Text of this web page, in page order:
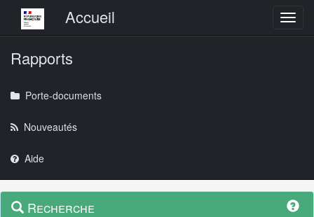
Menu principalAccueil
Rapports
Porte-documents
Nouveautés
Aide
Navigation
Menu
contextuel
Recherche